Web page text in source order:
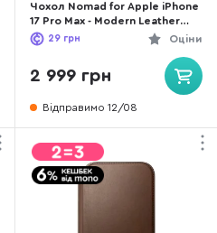
Чохол Nomad for Apple iPhone
17 Pro Max - Modern Leather
Horween Rustic Brown
(NM014247858)
Оціни
29 грн
2 999 грн
Відправимо 12/08